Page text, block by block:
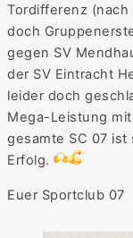
Tordifferenz
doch
gegen SV
der SV Eintracht
leider doch
Mega-Leistung
gesamte SC 07
Erfolg.
Euer Sportclub 07